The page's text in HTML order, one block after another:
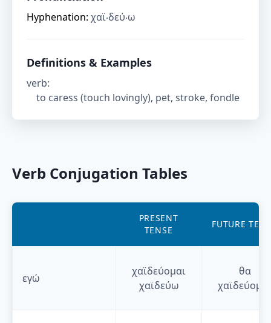
Hyphenation: χαϊ‧δεύ‧ω
Definitions & Examples
verb:
to caress (touch lovingly), pet, stroke, fondle
Verb Conjugation Tables
PRESENT
TENSE
FUTURE
εγώ
χαϊδεύομαι
χαϊδεύω
θα
χαϊδεύομαι